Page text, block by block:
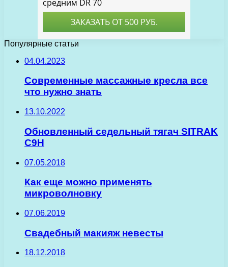
Популярные статьи
04.04.2023
Современные массажные кресла все
что нужно знать
13.10.2022
Обновленный седельный тягач SITRAK
C9H
07.05.2018
Как еще можно применять
микроволновку
07.06.2019
Свадебный макияж невесты
18.12.2018